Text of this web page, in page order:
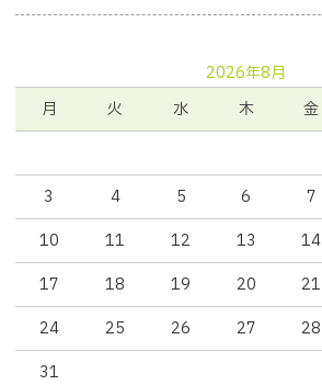
2026年8月
月
火 水 木 金
3
4 5 6 7
10
11 12 13 14
17
18 19 20 21
24
25 26 27 28
31